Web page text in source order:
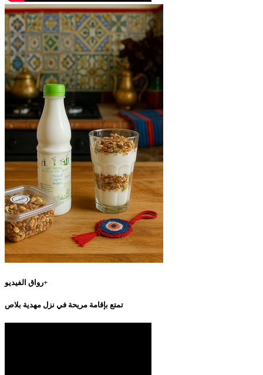
رواق الفيديو+
تمتع بإقامة مريحة في نزل مهدية بلاص